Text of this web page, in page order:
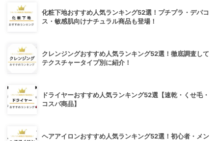
化粧下地おすすめ人気ランキング52選！プチプラ・デパコ
ス・敏感肌向けナチュラル商品も登場！
クレンジングおすすめ人気ランキング52選！徹底調査して
テクスチャータイプ別に紹介！
ドライヤーおすすめ人気ランキング52選【速乾・くせ毛・
コスパ商品】
ヘアアイロンおすすめ人気ランキング52選！初心者・メン